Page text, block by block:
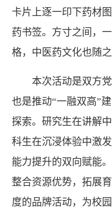
卡片上逐一印下药材
药书签。方寸之间，
格，中医药文化也随之
本次活动是双方
也是推动“一融双高”
探索。研究生在讲解
科生在沉浸体验中激
能力提升的双向赋能
整合资源优势，拓展
度的品牌活动，为校